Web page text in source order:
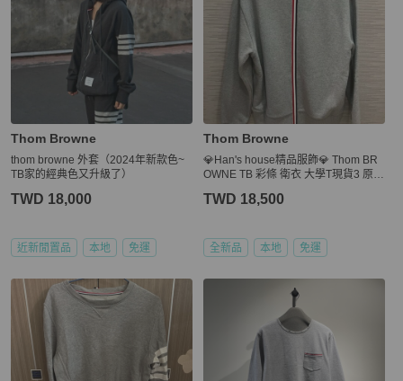
Thom Browne
thom browne 外套（2024年新款色~
TB家的經典色又升級了）
TWD 18,000
近新閒置品 本地 免運
Thom Browne
💎Han's house精品服飾💎 Thom BR
OWNE TB 彩條 衛衣 大學T現貨3 原價
TWD 18,500
全新品 本地 免運